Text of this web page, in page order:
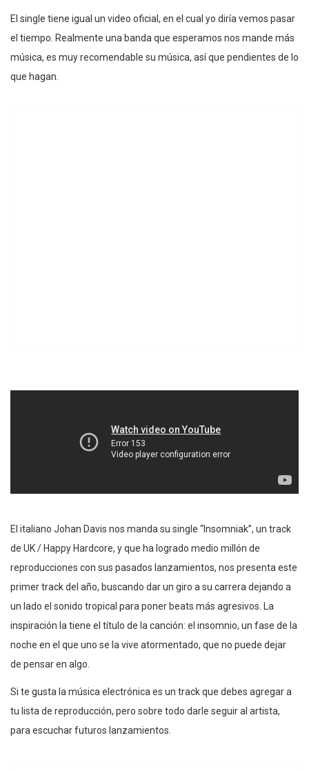
El single tiene igual un video oficial, en el cual yo diría vemos pasar
el tiempo. Realmente una banda que esperamos nos mande más
música, es muy recomendable su música, así que pendientes de lo
que hagan.
El italiano Johan Davis nos manda su single “Insomniak”, un track
de UK / Happy Hardcore, y que ha logrado medio millón de
reproducciones con sus pasados lanzamientos, nos presenta este
primer track del año, buscando dar un giro a su carrera dejando a
un lado el sonido tropical para poner beats más agresivos. La
inspiración la tiene el título de la canción: el insomnio, un fase de la
noche en el que uno se la vive atormentado, que no puede dejar
de pensar en algo.
Si te gusta la música electrónica es un track que debes agregar a
tu lista de reproducción, pero sobre todo darle seguir al artista,
para escuchar futuros lanzamientos.